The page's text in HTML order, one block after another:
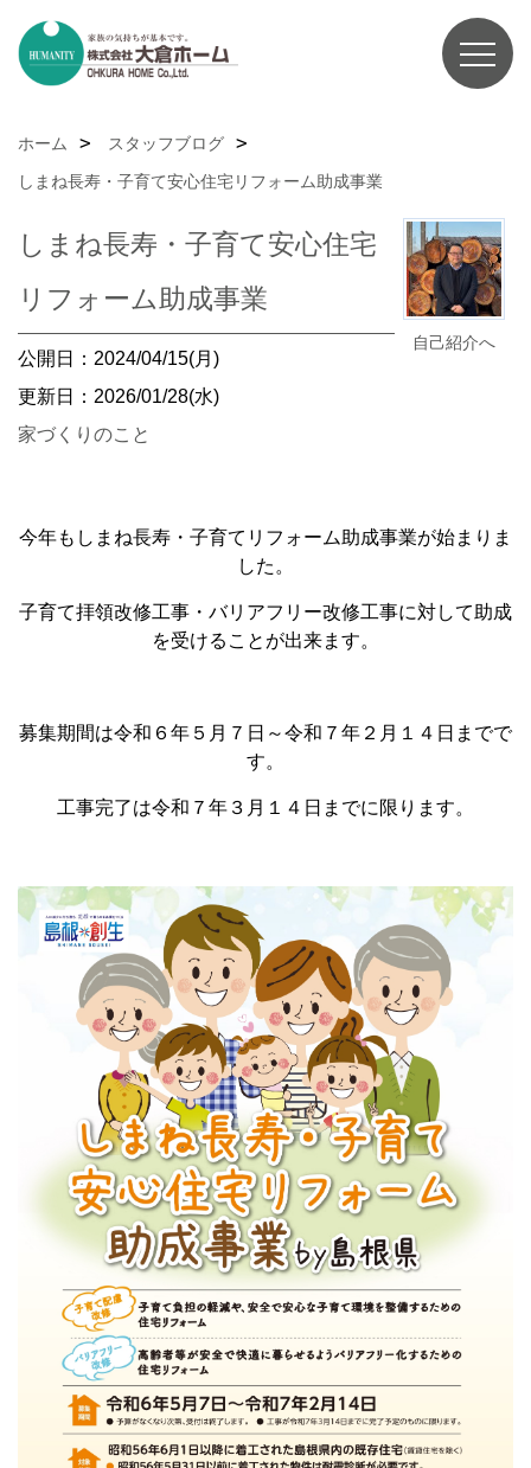
ホーム
スタッフブログ
しまね長寿・子育て安心住宅リフォーム助成事業
自己紹介へ
しまね長寿・子育て安心住宅
リフォーム助成事業
公開日：2024/04/15(月)
更新日：2026/01/28(水)
家づくりのこと
今年もしまね長寿・子育てリフォーム助成事業が始まりま
した。
子育て拝領改修工事・バリアフリー改修工事に対して助成
を受けることが出来ます。
募集期間は令和６年５月７日～令和７年２月１４日までで
す。
工事完了は令和７年３月１４日までに限ります。